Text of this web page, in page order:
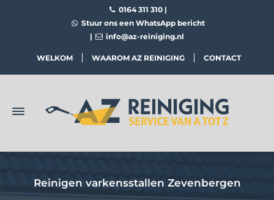
0164 311 310 |
Stuur ons een WhatsApp bericht
|
info@az-reiniging.nl
WELKOM WAAROM AZ REINIGING CONTACT
Reinigen varkensstallen Zevenbergen